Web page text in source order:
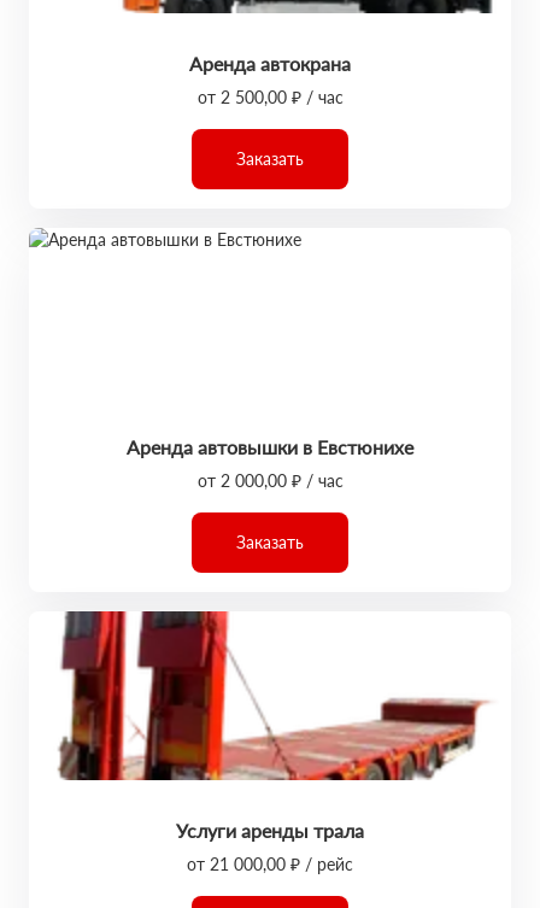
Аренда автокрана
от 2 500,00 ₽ / час
Заказать
Аренда автовышки в Евстюнихе
от 2 000,00 ₽ / час
Заказать
Услуги аренды трала
от 21 000,00 ₽ / рейс